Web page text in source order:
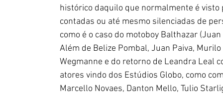
histórico daquilo que normalmente é
contadas ou até mesmo silenciadas de
como é o caso do motoboy Balthazar
Além de Belize Pombal, Juan Paiva,
Wegmanne e do retorno de Leandra Leal
atores vindo dos Estúdios Globo, como
Marcello Novaes, Danton Mello, Tulio